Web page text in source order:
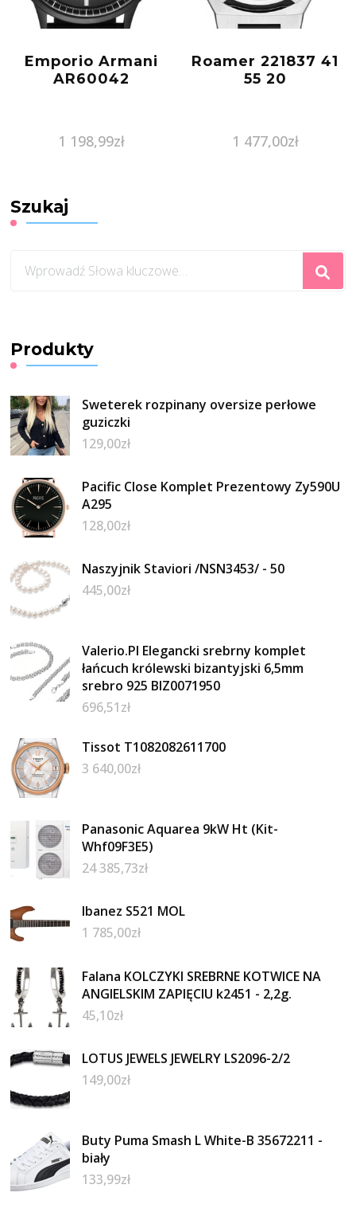
Emporio Armani
AR60042
1 198,99zł
Roamer 221837 41
55 20
1 477,00zł
Szukaj
czegoś?
Produkty
Sweterek rozpinany oversize perłowe
guziczki
129,00zł
Pacific Close Komplet Prezentowy Zy590U
A295
128,00zł
Naszyjnik Staviori /NSN3453/ - 50
445,00zł
Valerio.Pl Elegancki srebrny komplet
łańcuch królewski bizantyjski 6,5mm
srebro 925 BIZ0071950
696,51zł
Tissot T1082082611700
3 640,00zł
Panasonic Aquarea 9kW Ht (Kit-
Whf09F3E5)
24 385,73zł
Ibanez S521 MOL
1 785,00zł
Falana KOLCZYKI SREBRNE KOTWICE NA
ANGIELSKIM ZAPIĘCIU k2451 - 2,2g.
45,10zł
LOTUS JEWELS JEWELRY LS2096-2/2
149,00zł
Buty Puma Smash L White-B 35672211 -
biały
133,99zł